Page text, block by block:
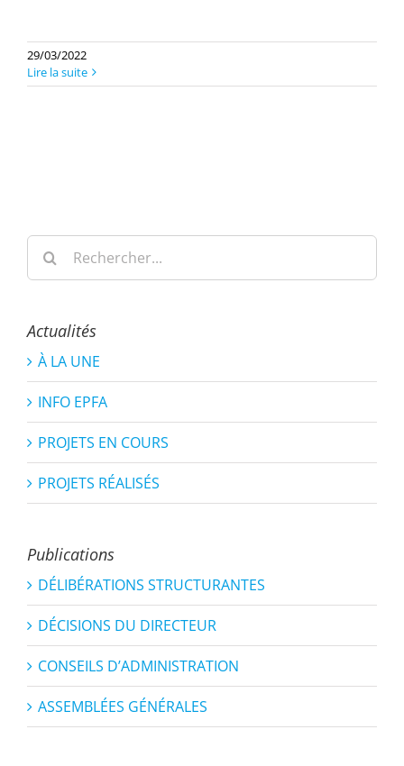
29/03/2022
Lire la suite
Rechercher:
Actualités
À LA UNE
INFO EPFA
PROJETS EN COURS
PROJETS RÉALISÉS
Publications
DÉLIBÉRATIONS STRUCTURANTES
DÉCISIONS DU DIRECTEUR
CONSEILS D’ADMINISTRATION
ASSEMBLÉES GÉNÉRALES